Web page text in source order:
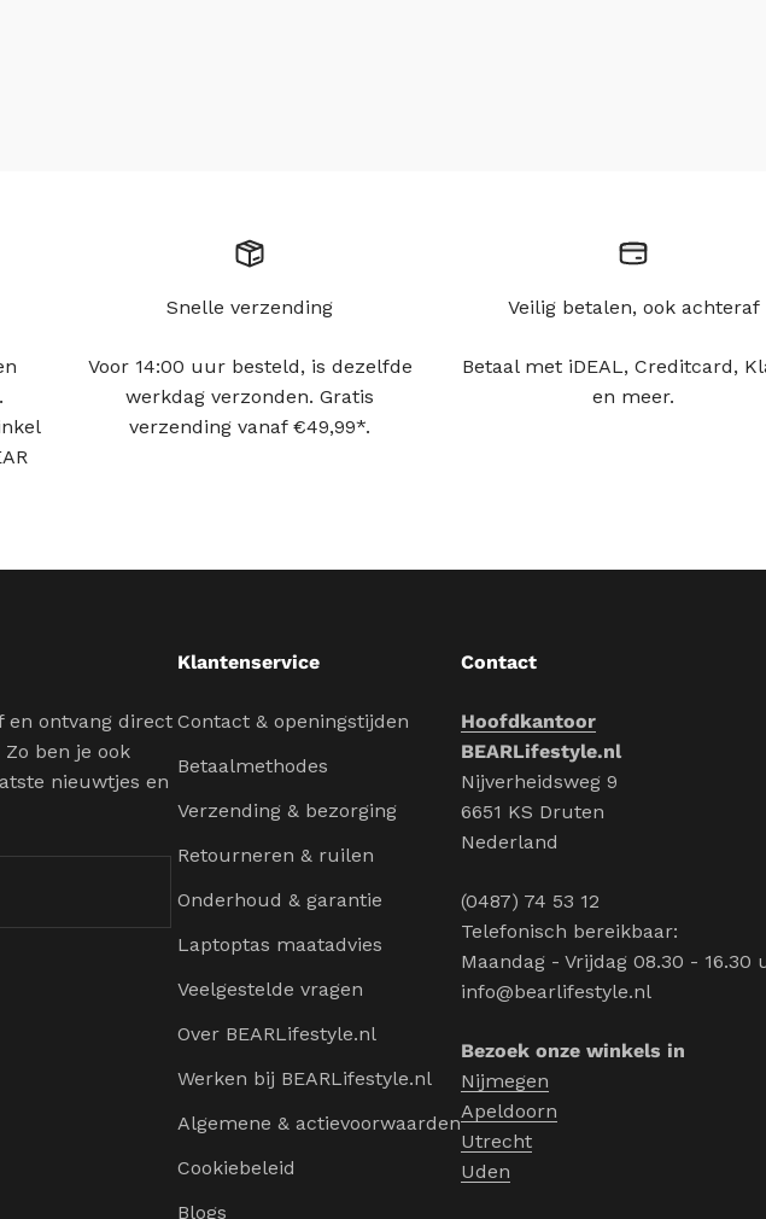
Snelle verzending
Voor 14:00 uur besteld, is dezelfde
werkdag verzonden. Gratis
verzending vanaf €49,99*.
Veilig betalen, ook achteraf
Betaal met iDEAL, Creditcard,
en meer.
en ontvang direct
ben je ook
nieuwtjes en
Klantenservice
Contact & openingstijden
Betaalmethodes
Verzending & bezorging
Retourneren & ruilen
Onderhoud & garantie
Laptoptas maatadvies
Veelgestelde vragen
Over BEARLifestyle.nl
Werken bij BEARLifestyle.nl
Algemene & actievoorwaarden
Cookiebeleid
Blogs
Contact
Hoofdkantoor
BEARLifestyle.nl
Nijverheidsweg 9
6651 KS Druten
Nederland
(0487) 74 53 12
Telefonisch bereikbaar:
Maandag - Vrijdag 08.30 - 16.30
info@bearlifestyle.nl
Bezoek onze winkels in
Nijmegen
Apeldoorn
Utrecht
Uden